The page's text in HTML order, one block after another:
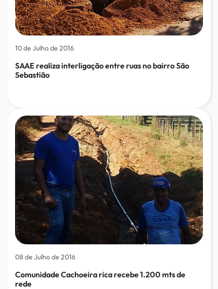
10 de Julho de 2016
SAAE realiza interligação entre ruas no bairro São
Sebastião
08 de Julho de 2016
Comunidade Cachoeira rica recebe 1.200 mts de
rede